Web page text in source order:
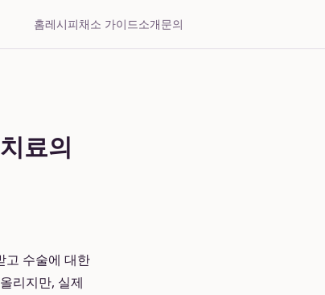
홈레시피채소 가이드소개문의
료의
고 수술에 대한
리지만, 실제